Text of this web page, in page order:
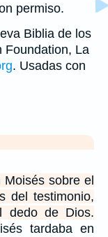
permiso.
Biblia de los
Foundation, La
. Usadas con
sobre el
del testimonio,
dedo de Dios.
tardaba en